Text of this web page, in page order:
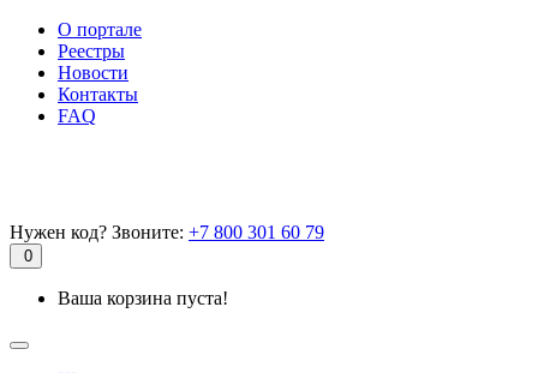
О портале
Реестры
Новости
Контакты
FAQ
Нужен код? Звоните: +7 800 301 60 79
0
Ваша корзина пуста!